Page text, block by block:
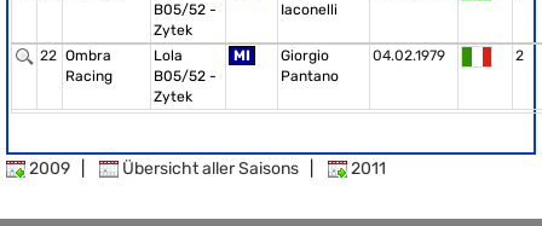
B05/52 -
Zytek
Iaconelli
22 Ombra
Racing
Lola
B05/52 -
Zytek
MI
Giorgio
Pantano
04.02.1979 2
2009 Übersicht aller Saisons 2011